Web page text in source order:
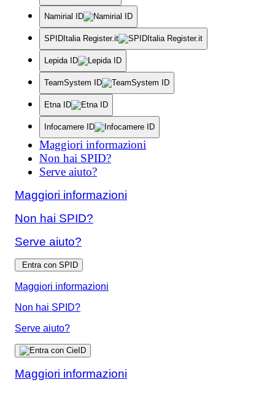
Namirial ID
SPIDItalia Register.it
Lepida ID
TeamSystem ID
Etna ID
Infocamere ID
Maggiori informazioni
Non hai SPID?
Serve aiuto?
Maggiori informazioni
Non hai SPID?
Serve aiuto?
Entra con SPID
Maggiori informazioni
Non hai SPID?
Serve aiuto?
Maggiori informazioni